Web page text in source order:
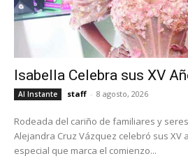
Isabella Celebra sus XV
Al Instante staff - 8 agosto, 2026
Rodeada del cariño de familiares y
Alejandra Cruz Vázquez celebró sus XV
especial que marca el comienzo...